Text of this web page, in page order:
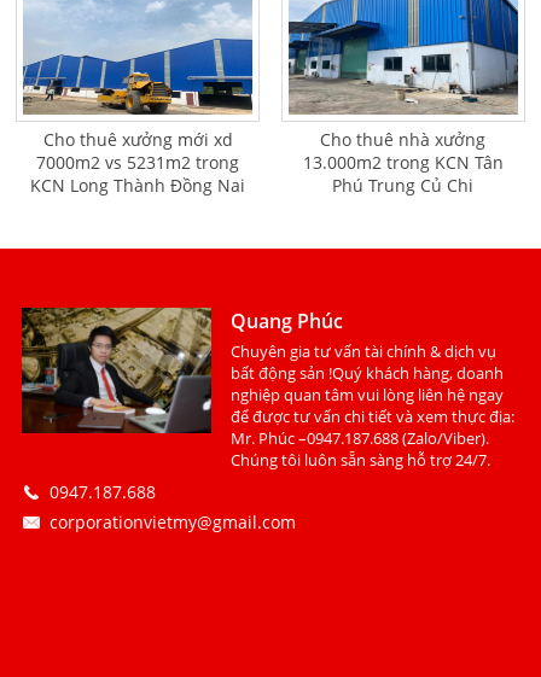
Cho thuê xưởng mới xd
7000m2 vs 5231m2 trong
KCN Long Thành Đồng Nai
Cho thuê nhà xưởng
13.000m2 trong KCN Tân
Phú Trung Củ Chi
Quang Phúc
Chuyên gia tư vấn tài chính & dịch vụ
bất động sản !Quý khách hàng, doanh
nghiệp quan tâm vui lòng liên hệ ngay
để được tư vấn chi tiết và xem thực địa:
Mr. Phúc –0947.187.688 (Zalo/Viber).
Chúng tôi luôn sẵn sàng hỗ trợ 24/7.
0947.187.688
corporationvietmy@gmail.com